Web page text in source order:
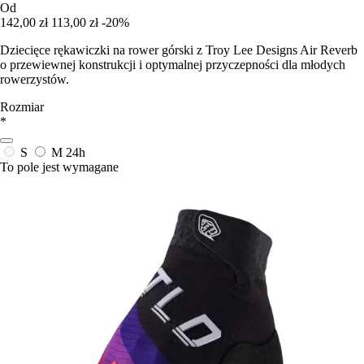
Od
142,00 zł 113,00 zł -20%
Dziecięce rękawiczki na rower górski z Troy Lee Designs Air Reverb
o przewiewnej konstrukcji i optymalnej przyczepności dla młodych
rowerzystów.
Rozmiar
*
S M 24h
To pole jest wymagane